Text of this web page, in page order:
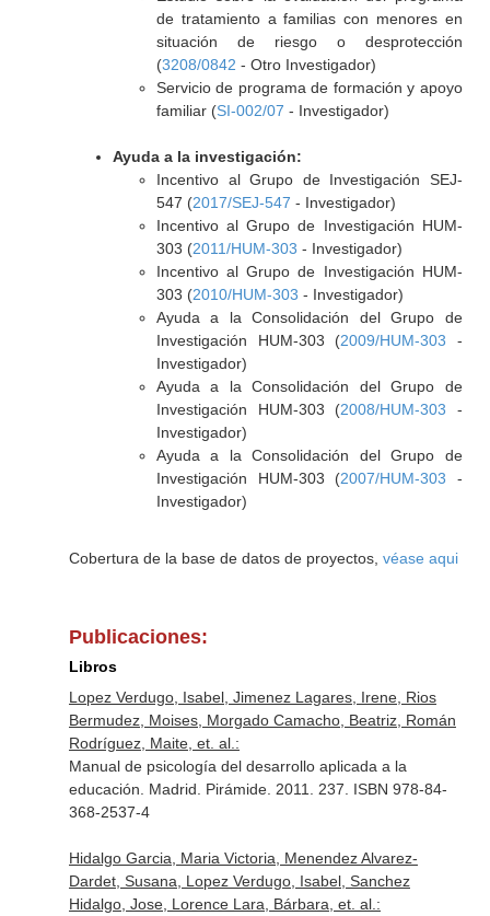
de tratamiento a familias con menores en
situación de riesgo o desprotección
(3208/0842 - Otro Investigador)
Servicio de programa de formación y apoyo
familiar (SI-002/07 - Investigador)
Ayuda a la investigación:
Incentivo al Grupo de Investigación SEJ-
547 (2017/SEJ-547 - Investigador)
Incentivo al Grupo de Investigación HUM-
303 (2011/HUM-303 - Investigador)
Incentivo al Grupo de Investigación HUM-
303 (2010/HUM-303 - Investigador)
Ayuda a la Consolidación del Grupo de
Investigación HUM-303 (2009/HUM-303 -
Investigador)
Ayuda a la Consolidación del Grupo de
Investigación HUM-303 (2008/HUM-303 -
Investigador)
Ayuda a la Consolidación del Grupo de
Investigación HUM-303 (2007/HUM-303 -
Investigador)
Cobertura de la base de datos de proyectos, véase aqui
Publicaciones:
Libros
Lopez Verdugo, Isabel, Jimenez Lagares, Irene, Rios
Bermudez, Moises, Morgado Camacho, Beatriz, Román
Rodríguez, Maite, et. al.:
Manual de psicología del desarrollo aplicada a la
educación. Madrid. Pirámide. 2011. 237. ISBN 978-84-
368-2537-4
Hidalgo Garcia, Maria Victoria, Menendez Alvarez-
Dardet, Susana, Lopez Verdugo, Isabel, Sanchez
Hidalgo, Jose, Lorence Lara, Bárbara, et. al.: